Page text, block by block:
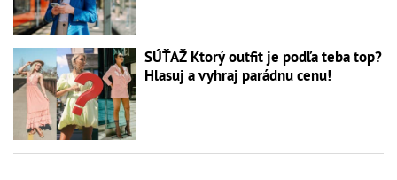
SÚŤAŽ Ktorý outfit je podľa teba top?
Hlasuj a vyhraj parádnu cenu!